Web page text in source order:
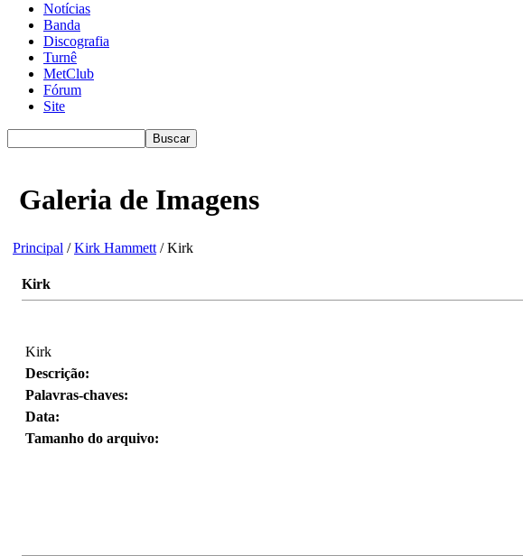
Notícias
Banda
Discografia
Turnê
MetClub
Fórum
Site
Galeria de Imagens
Principal /Kirk Hammett / Kirk
Kirk
Kirk
Descrição:
Palavras-chaves:
Data:
Tamanho do arquivo: